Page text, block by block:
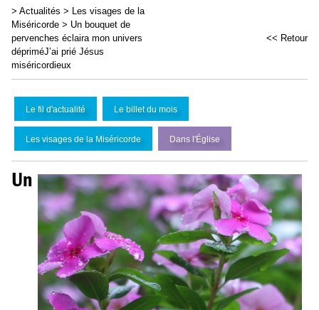
> Actualités > Les visages de la
Miséricorde > Un bouquet de
pervenches éclaira mon univers
dépriméJ’ai prié Jésus
miséricordieux
<< Retour
Le fil d'actualité Le billet du mois
Les visages de la Miséricorde Dans l'Église
Un